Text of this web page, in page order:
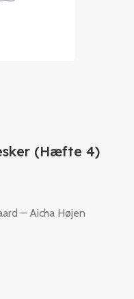
(Hæfte 4)
– Aicha Højen